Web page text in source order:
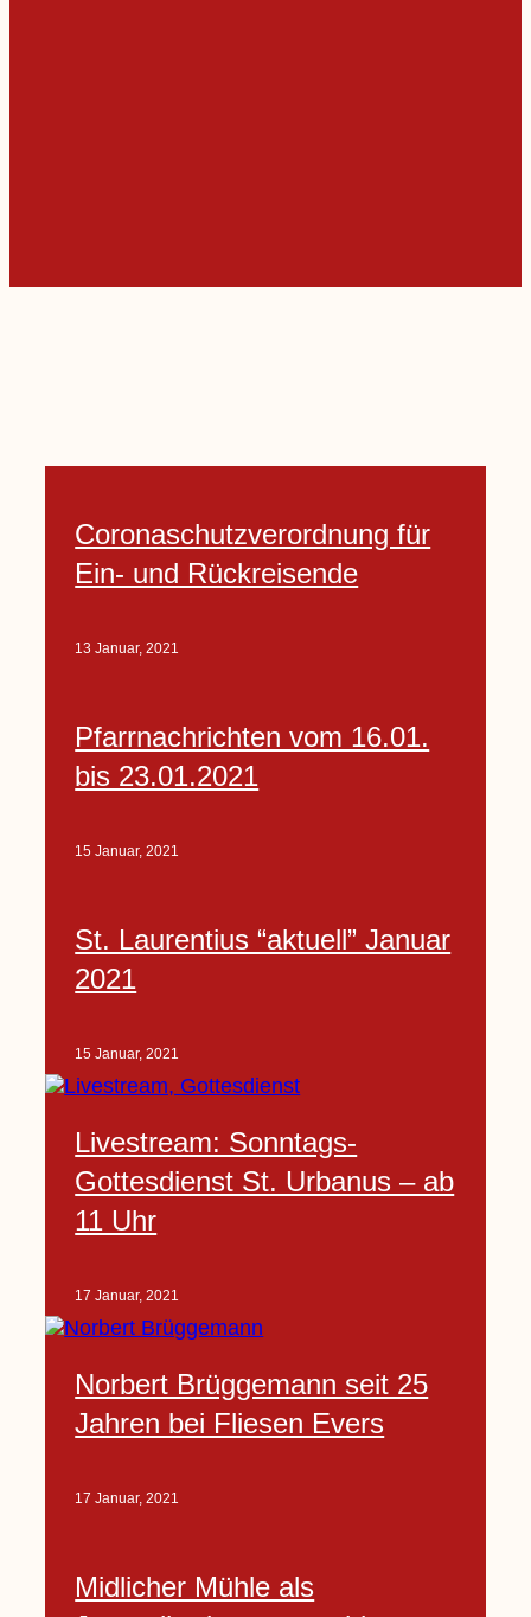
Coronaschutzverordnung für
Ein- und Rückreisende
13 Januar, 2021
Pfarrnachrichten vom 16.01.
bis 23.01.2021
15 Januar, 2021
St. Laurentius “aktuell” Januar
2021
15 Januar, 2021
Livestream: Sonntags-
Gottesdienst St. Urbanus – ab
11 Uhr
17 Januar, 2021
Norbert Brüggemann seit 25
Jahren bei Fliesen Evers
17 Januar, 2021
Midlicher Mühle als